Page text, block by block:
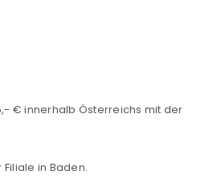
€ innerhalb Österreichs mit der
in Baden.